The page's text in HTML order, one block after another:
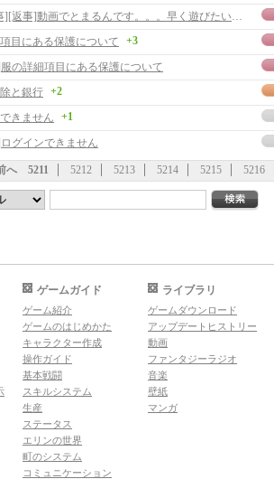
[返事][返事]動画でとまるんです。。。早く遊びたいっ！
目にある保護について
+3
の詳細項目にある保護について
と銀行 +2
きません
+1
グインできません
へ 5211 5212 5213 5214 5215 5216
ゲームガイド
ゲーム紹介
ゲームのはじめかた
キャラクター作成
操作ガイド
基本戦闘
スキルシステム
生産
ステータス
エリンの世界
町のシステム
コミュニケーション
ライブラリ
ゲームダウンロード
アップデートヒストリー
動画
ファンタジーラジオ
音楽
壁紙
マンガ